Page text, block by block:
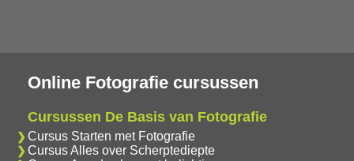
Online Fotografie cursussen
Cursussen De Basis van Fotografie
Cursus Starten met Fotografie
Cursus Alles over Scherptediepte